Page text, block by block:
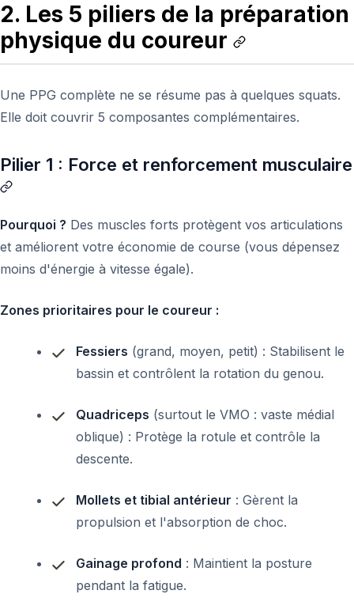
2. Les 5 piliers de la préparation
physique du coureur
Une PPG complète ne se résume pas à quelques squats.
Elle doit couvrir 5 composantes complémentaires.
Pilier 1 : Force et renforcement musculaire
Pourquoi ? Des muscles forts protègent vos articulations
et améliorent votre économie de course (vous dépensez
moins d'énergie à vitesse égale).
Zones prioritaires pour le coureur :
Fessiers (grand, moyen, petit) : Stabilisent le
bassin et contrôlent la rotation du genou.
Quadriceps (surtout le VMO : vaste médial
oblique) : Protège la rotule et contrôle la
descente.
Mollets et tibial antérieur : Gèrent la
propulsion et l'absorption de choc.
Gainage profond : Maintient la posture
pendant la fatigue.